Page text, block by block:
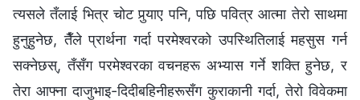
त्यसले तँलाई भित्र चोट पुर्‍याए पनि, पछि पवित्र आत्मा तेरो साथमा
हुनुहुनेछ, तैँले प्रार्थना गर्दा परमेश्‍वरको उपस्थितिलाई महसुस गर्न
सक्नेछस्, तँसँग परमेश्‍वरका वचनहरू अभ्यास गर्ने शक्ति हुनेछ, र
तेरा आफ्ना दाजुभाइ-दिदीबहिनीहरूसँग कुराकानी गर्दा, तेरो विवेकमा